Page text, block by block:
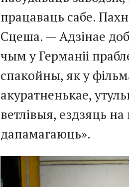
працаваць сабе.
Сцеша. — Адзінае
чым у Германіі
спакойны, як у
акуратненькае,
ветлівыя, ездзяць
дапамагаюць».